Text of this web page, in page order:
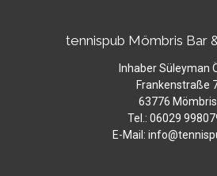
tennispub Mömbris Bar
Inhaber Süleyman
Frankenstraße
63776 Mömbris
Tel.: 06029
E-Mail: